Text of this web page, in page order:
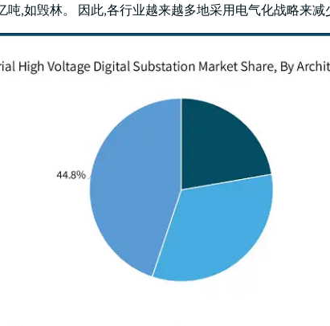
,如毁林。 因此,各行业越来越多地采用电气化战略来减